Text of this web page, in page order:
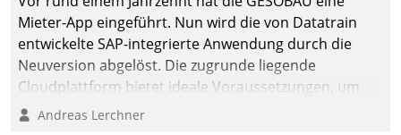
SAP-Systemlandschaft
deutscher
Wohnungsunternehmen
– und beschleunigt damit
Mieteranliegen zum
Mieter-App eingeführt. Nun wird die von Datatrain
entwickelte SAP-integrierte Anwendung durch die
Neuversion abgelöst. Die zugrunde liegende
Cloudplattform bietet ideale Voraussetzungen, um
die Funktionalität der App zu erweitern und weitere
Andreas Lerchner